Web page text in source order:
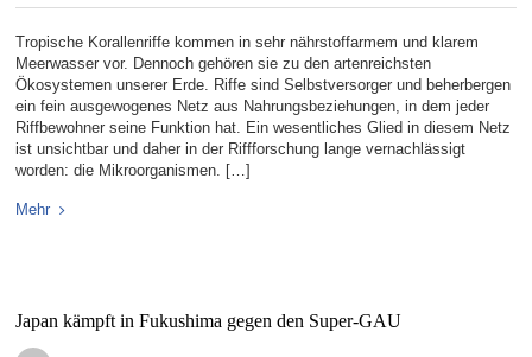
Tropische Korallenriffe kommen in sehr nährstoffarmem und klarem
Meerwasser vor. Dennoch gehören sie zu den artenreichsten
Ökosystemen unserer Erde. Riffe sind Selbstversorger und beherbergen
ein fein ausgewogenes Netz aus Nahrungsbeziehungen, in dem jeder
Riffbewohner seine Funktion hat. Ein wesentliches Glied in diesem Netz
ist unsichtbar und daher in der Riffforschung lange vernachlässigt
worden: die Mikroorganismen. […]
Mehr
Japan kämpft in Fukushima gegen den Super-GAU